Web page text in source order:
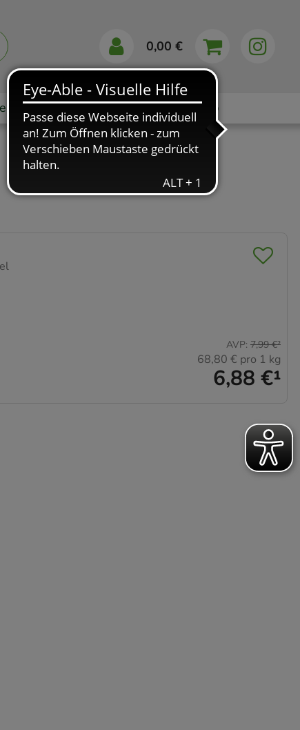
0,00 €
Markenshops Ratgeber App
6,88 €¹
AVP: 7,99 €²
68,80 € pro 1 kg